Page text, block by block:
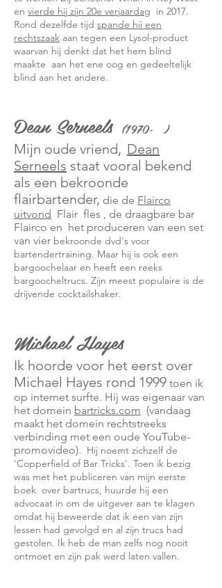
en vierde hij zijn 20e verjaardag in 2017.
Rond dezelfde tijd spande hij een
rechtszaak aan tegen een Lysol-product
waarvan hij denkt dat het hem blind
maakte aan het ene oog en gedeeltelijk
blind aan het andere.
Dean Serneels (1970- )
Mijn oude vriend, Dean
Serneels staat vooral bekend
als een bekroonde
flairbartender, die de Flairco
uitvond Flair fles , de draagbare bar
Flairco en het produceren van een set
van vier bekroonde dvd's voor
bartendertraining. Maar hij is ook een
bargoochelaar en heeft een reeks
bargoocheltrucs. Zijn meest populaire is de
drijvende cocktailshaker.
Michael Hayes
Ik hoorde voor het eerst over
Michael Hayes rond 1999 toen ik
op internet surfte. Hij was eigenaar van
het domein bartricks.com (vandaag
maakt het domein rechtstreeks
verbinding met een oude YouTube-
promovideo). Hij noemt zichzelf de
'Copperfield of Bar Tricks'. Toen ik bezig
was met het publiceren van mijn eerste
boek over bartrucs, huurde hij een
advocaat in om de uitgever aan te klagen
omdat hij beweerde dat ik een van zijn
lessen had gevolgd en al zijn trucs had
gestolen. Ik heb de man zelfs nog nooit
ontmoet en zijn pak werd laten vallen.